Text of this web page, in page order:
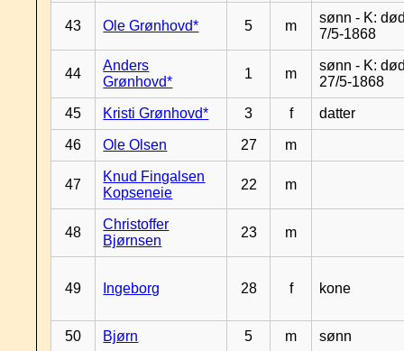
43 Ole Grønhovd* 5 m
sønn - K:
7/5-1868
44
Anders
Grønhovd*
1 m
sønn - K:
27/5-1868
45 Kristi Grønhovd* 3 f datter
46 Ole Olsen 27 m
47
Knud Fingalsen
Kopseneie
22 m
48
Christoffer
Bjørnsen
23 m
49 Ingeborg 28 f kone
50 Bjørn 5 m sønn